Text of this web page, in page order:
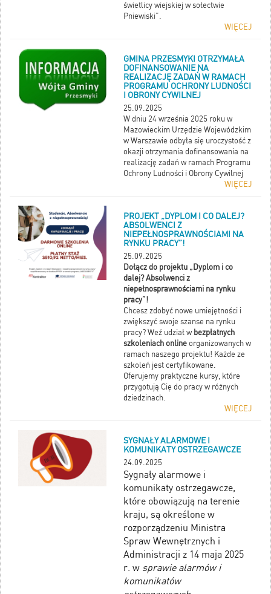
świetlicy wiejskiej w sołectwie
Pniewiski”.
WIĘCEJ
GMINA PRZESMYKI OTRZYMAŁA
DOFINANSOWANIE NA
REALIZACJĘ ZADAŃ W RAMACH
PROGRAMU OCHRONY LUDNOŚCI
I OBRONY CYWILNEJ
25.09.2025
W dniu 24 września 2025 roku w
Mazowieckim Urzędzie Wojewódzkim
w Warszawie odbyła się uroczystość z
okazji otrzymania dofinansowania na
realizację zadań w ramach Programu
Ochrony Ludności i Obrony Cywilnej
WIĘCEJ
PROJEKT „DYPLOM I CO DALEJ?
ABSOLWENCI Z
NIEPEŁNOSPRAWNOŚCIAMI NA
RYNKU PRACY”!
25.09.2025
Dołącz do projektu „Dyplom i co
dalej? Absolwenci z
niepełnosprawnościami na rynku
pracy”!
Chcesz zdobyć nowe umiejętności i
zwiększyć swoje szanse na rynku
pracy? Weź udział w bezpłatnych
szkoleniach online organizowanych w
ramach naszego projektu! Każde ze
szkoleń jest certyfikowane.
Oferujemy praktyczne kursy, które
przygotują Cię do pracy w różnych
dziedzinach.
WIĘCEJ
SYGNAŁY ALARMOWE I
KOMUNIKATY OSTRZEGAWCZE
24.09.2025
Sygnały alarmowe i
komunikaty ostrzegawcze,
które obowiązują na terenie
kraju, są określone w
rozporządzeniu Ministra
Spraw Wewnętrznych i
Administracji z 14 maja 2025
r. w sprawie alarmów i
komunikatów